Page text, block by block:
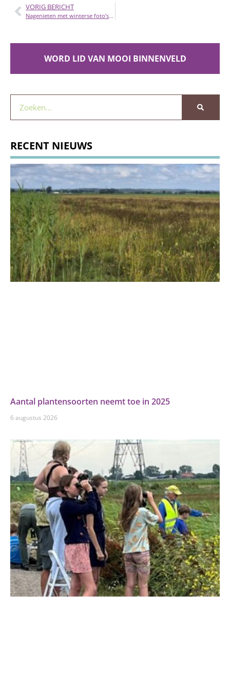
VORIG BERICHT
Nagenieten met winterse foto’s van de Binnenveldse Hooilanden
WORD LID VAN MOOI BINNENVELD
RECENT NIEUWS
Aantal plantensoorten neemt toe in 2025
6 augustus 2026